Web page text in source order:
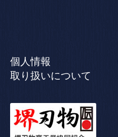
個人情報
取り扱いについて